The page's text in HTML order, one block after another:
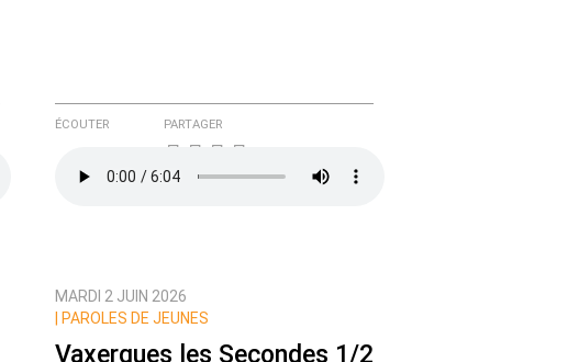
ÉCOUTER PARTAGER
MARDI 2 JUIN 2026
PAROLES DE JEUNES
Vaxergues les Secondes 1/2